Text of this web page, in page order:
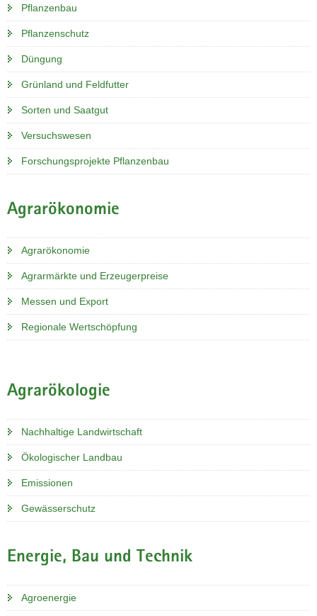
Pflanzenbau
Pflanzenschutz
Düngung
Grünland und Feldfutter
Sorten und Saatgut
Versuchswesen
Forschungsprojekte Pflanzenbau
Agrarökonomie
Agrarökonomie
Agrarmärkte und Erzeugerpreise
Messen und Export
Regionale Wertschöpfung
Agrarökologie
Nachhaltige Landwirtschaft
Ökologischer Landbau
Emissionen
Gewässerschutz
Energie, Bau und Technik
Agroenergie